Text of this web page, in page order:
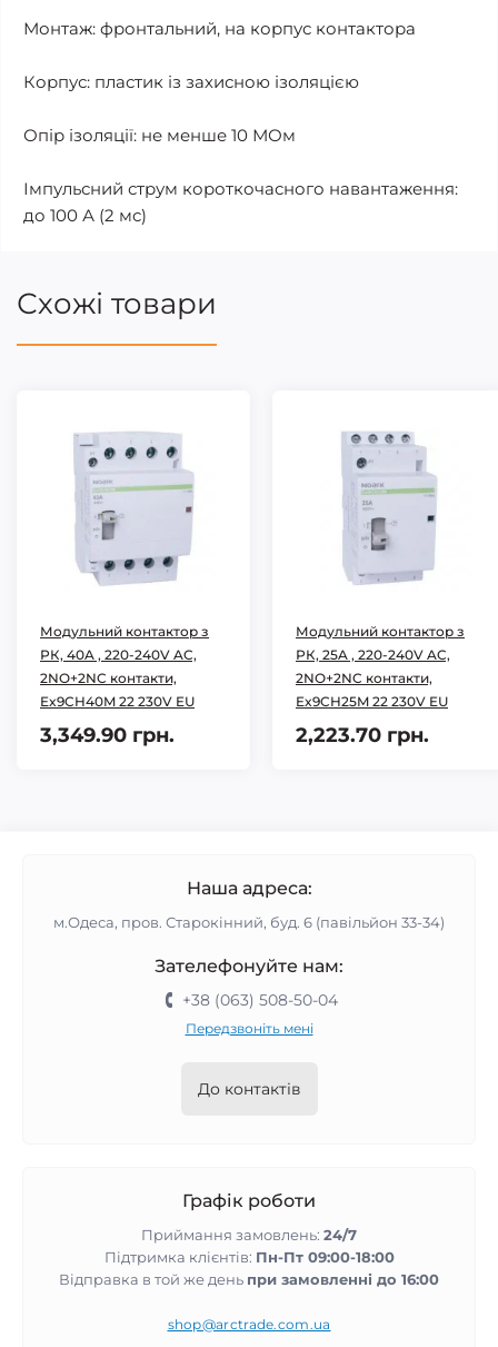
Монтаж: фронтальний, на корпус контактора
Корпус: пластик із захисною ізоляцією
Опір ізоляції: не менше 10 МОм
Імпульсний струм короткочасного навантаження:
до 100 А (2 мс)
Схожі товари
Модульний контактор з
РК, 40A , 220-240V AC,
2NO+2NC контакти,
Ex9CH40M 22 230V EU
3,349.90 грн.
Модульний контактор з
РК, 25A , 220-240V AC,
2NO+2NC контакти,
Ex9CH25M 22 230V EU
2,223.70 грн.
Наша адреса:
м.Одеса, пров. Старокінний, буд. 6 (павільйон 33-34)
Зателефонуйте нам:
+38 (063) 508-50-04
Передзвоніть мені
До контактів
Графік роботи
Приймання замовлень: 24/7
Підтримка клієнтів: Пн-Пт 09:00-18:00
Відправка в той же день при замовленні до 16:00
shop@arctrade.com.ua